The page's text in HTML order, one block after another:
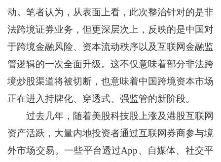
动。笔者认为，从表面上看，此次整治针对的是非
法跨境证券业务，但更深层次上，反映的是中国对
于跨境金融风险、资本流动秩序以及互联网金融监
管逻辑的一次全面升级。这不仅意味着部分非法跨
境炒股渠道将被切断，也意味着中国跨境资本市场
正在进入持牌化、穿透式、强监管的新阶段。
过去几年，随着美股科技股上涨及港股互联网
资产活跃，大量内地投资者通过互联网券商参与境
外市场交易。一些平台透过App、自媒体、社交平